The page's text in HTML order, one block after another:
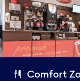
Comfort